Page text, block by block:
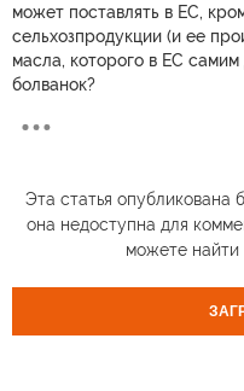
может поставлять в ЕС,
сельхозпродукции (и ее
масла, которого в ЕС самим
болванок?
Эта статья опубликована
она недоступна для
можете найти